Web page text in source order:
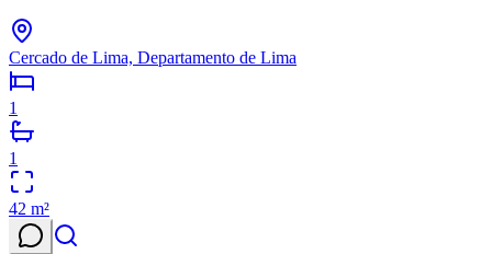
Cercado de Lima, Departamento de Lima
1
1
42 m²